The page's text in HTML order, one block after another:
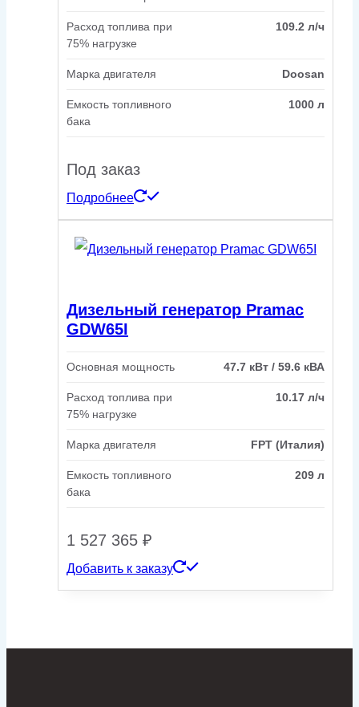
Расход топлива при
75% нагрузке
109.2 л/ч
Марка двигателя Doosan
Емкость топливного
бака
1000 л
Под заказ
Подробнее
Дизельный генератор Pramac
GDW65I
Основная мощность 47.7 кВт / 59.6 кВА
Расход топлива при
75% нагрузке
10.17 л/ч
Марка двигателя FPT (Италия)
Емкость топливного
бака
209 л
1 527 365 ₽
Добавить к заказу